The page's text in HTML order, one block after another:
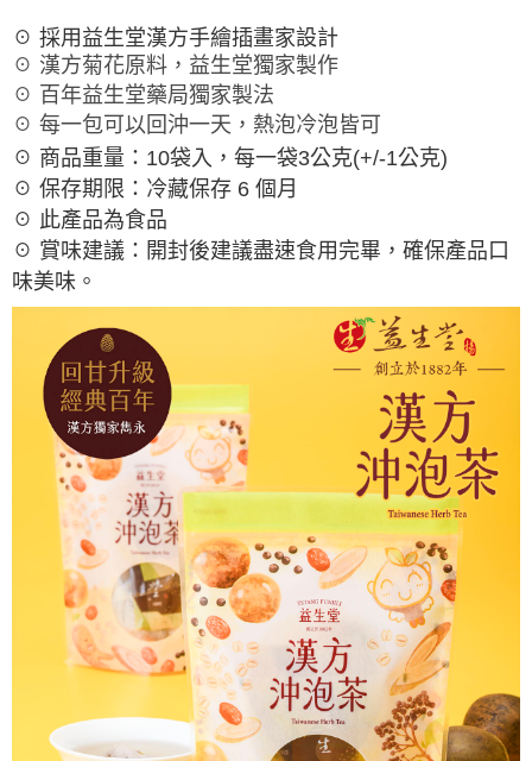
☉ 採用益生堂漢方手繪插畫家設計
☉ 漢方菊花原料，益生堂獨家製作
☉ 百年益生堂藥局獨家製法
☉ 每一包可以回沖一天，熱泡冷泡皆可
☉ 商品重量：10袋入，每一袋3公克(+/-1公克)
☉ 保存期限：冷藏保存 6 個月
☉ 此產品為食品
☉ 賞味建議：開封後建議盡速食用完畢，確保產品口
味美味。